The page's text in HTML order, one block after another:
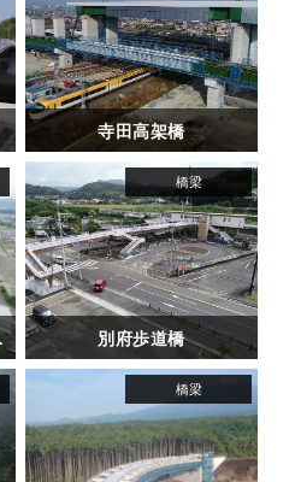
寺田高架橋
） 別府歩道橋